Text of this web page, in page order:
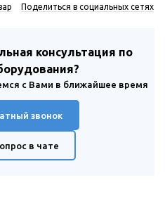
Поделиться в социальных сетях
консультация по
с Вами в ближайшее время
звонок
в чате